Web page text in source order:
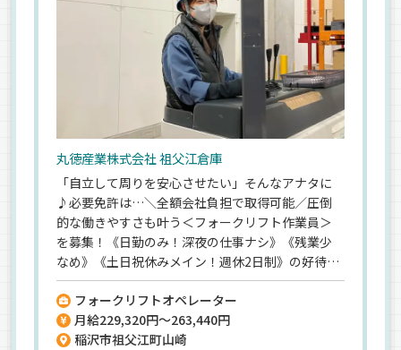
丸徳産業株式会社 祖父江倉庫
「自立して周りを安心させたい」そんなアナタに
♪必要免許は…＼全額会社負担で取得可能／圧倒
的な働きやすさも叶う＜フォークリフト作業員＞
を募集！《日勤のみ！深夜の仕事ナシ》《残業少
なめ》《土日祝休みメイン！週休2日制》の好待遇
♪《未経験スタートでも大丈夫》1からしっかり仕
事を教えていくので安心してください！未経験ス
タートの社員も多数活躍中♪《もちろん安定収入
も♪》賞与年2回支給♪《業界大手「丸徳グルー
フォークリフトオペレーター
月給229,320円～263,440円
稲沢市祖父江町山崎